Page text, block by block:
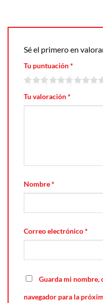
Sé el primero en
Tu puntuación*
Tu valoración*
Nombre*
Correo electrónico*
Guarda mi nombre,
navegador para la